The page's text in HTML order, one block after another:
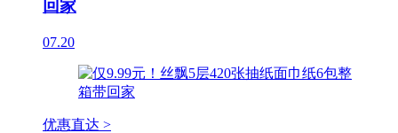
回家
07.20
优惠直达 >